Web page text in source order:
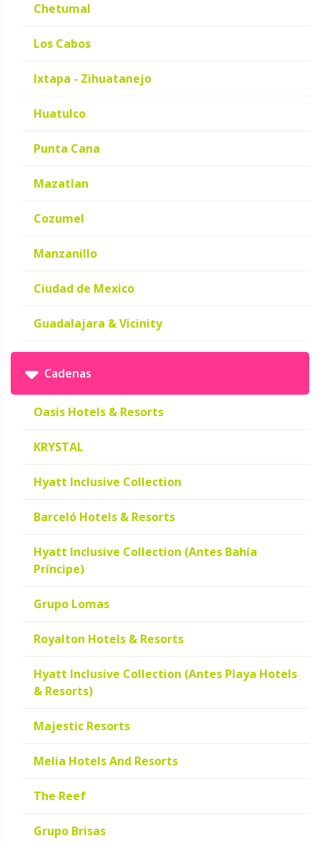
Chetumal
Los Cabos
Ixtapa - Zihuatanejo
Huatulco
Punta Cana
Mazatlan
Cozumel
Manzanillo
Ciudad de Mexico
Guadalajara & Vicinity
Cadenas
Oasis Hotels & Resorts
KRYSTAL
Hyatt Inclusive Collection
Barceló Hotels & Resorts
Hyatt Inclusive Collection (Antes Bahía
Príncipe)
Grupo Lomas
Royalton Hotels & Resorts
Hyatt Inclusive Collection (Antes Playa Hotels
& Resorts)
Majestic Resorts
Melia Hotels And Resorts
The Reef
Grupo Brisas